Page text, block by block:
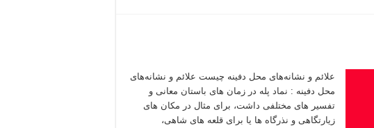
علائم و نشانه‌های محل دفینه چیست علائم و نشانه‌های
محل دفینه : نماد پله در زمان های باستان معانی و
تفسیر های مختلفی داشت، برای مثال در مکان های
زیارتگاهی و نذرگاه ها یا برای قلعه های شاهی،